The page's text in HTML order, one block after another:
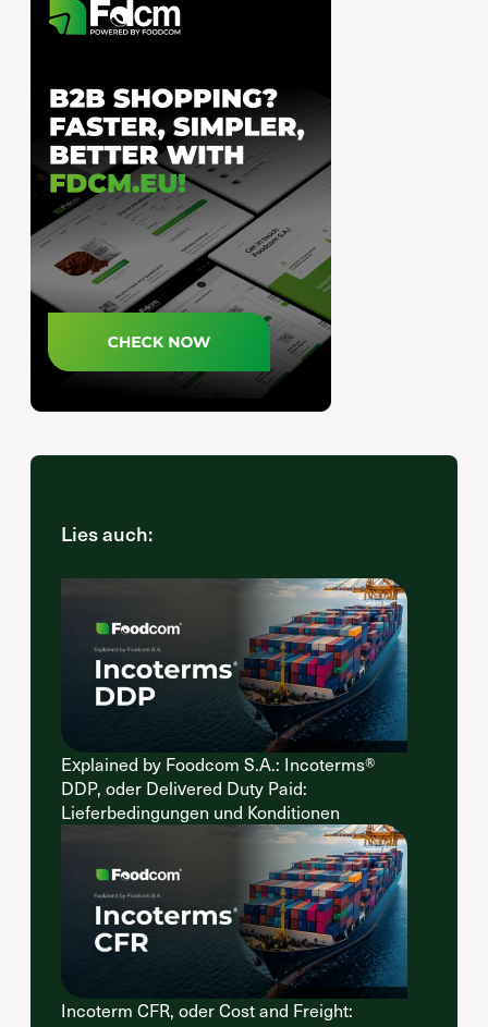
Lies auch:
Explained by Foodcom S.A.: Incoterms®
DDP, oder Delivered Duty Paid:
Lieferbedingungen und Konditionen
Incoterm CFR, oder Cost and Freight: